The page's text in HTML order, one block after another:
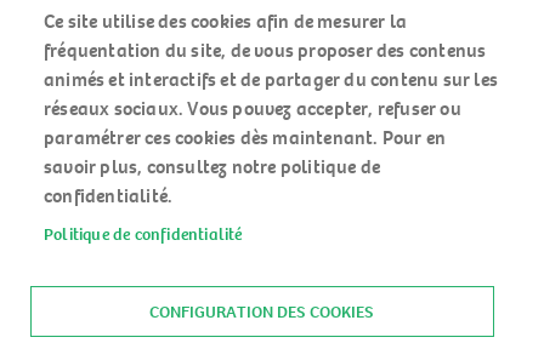
RÉSEAUX
SOCIAUX
MENU
PIED
ACCUEIL
MENTIONS LÉGALES
DONNÉES PERSONNELLES
Ce site utilise des cookies afin de mesurer la
fréquentation du site, de vous proposer des contenus
animés et interactifs et de partager du contenu sur les
réseaux sociaux. Vous pouvez accepter, refuser ou
paramétrer ces cookies dès maintenant. Pour en
savoir plus, consultez notre politique de
confidentialité.
Politique de confidentialité
CONFIGURATION DES COOKIES